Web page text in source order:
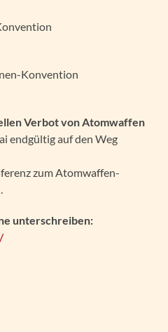
Konvention
Verbot von Atomwaffen
endgültig auf den Weg
zum Atomwaffen-
unterschreiben: